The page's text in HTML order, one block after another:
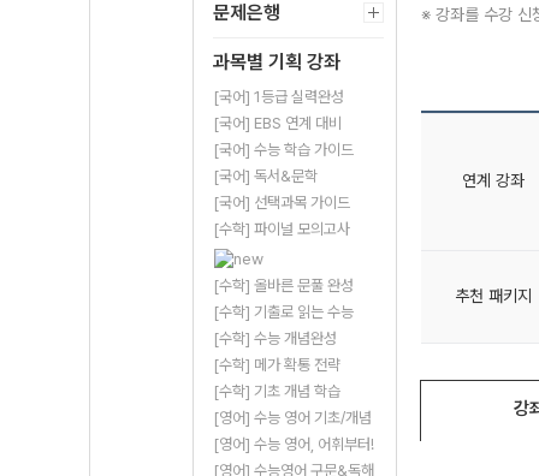
문제은행
과목별 기획 강좌
[국어] 1등급 실력완성
[국어] EBS 연계 대비
[국어] 수능 학습 가이드
[국어] 독서&문학
[국어] 선택과목 가이드
[수학] 파이널 모의고사
[수학] 올바른 문풀 완성
[수학] 기출로 읽는 수능
[수학] 수능 개념완성
[수학] 메가 확통 전략
[수학] 기초 개념 학습
[영어] 수능 영어 기초/개념
[영어] 수능 영어, 어휘부터!
[영어] 수능영어 구문&독해
※ 강좌를 수강 신
연계 강좌
추천 패키지
강